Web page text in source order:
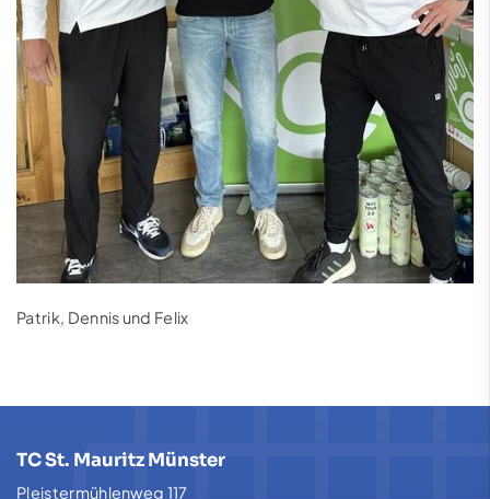
Patrik, Dennis und Felix
TC St. Mauritz Münster
Pleistermühlenweg 117